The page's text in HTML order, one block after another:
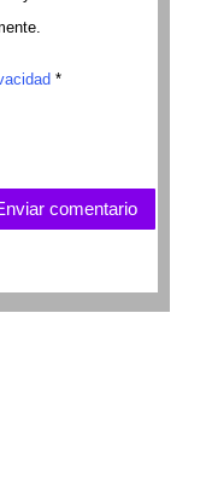
*
comentario